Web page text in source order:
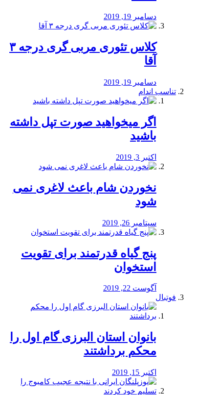
دسامبر 19, 2019
کلاس تئوری مربی گری درجه ۳
آقا
دسامبر 19, 2019
تناسب اندام
اگر میخواهید صورت تپل داشته
باشید
اکتبر 3, 2019
نخوردن شام باعث لاغری نمی
‌شود
سپتامبر 26, 2019
پنج گیاه قدرتمند برای تقویت
استخوان
آگوست 22, 2019
فوتبال
بانوان استان البرزی گام اول را
محكم برداشتند
اکتبر 15, 2019